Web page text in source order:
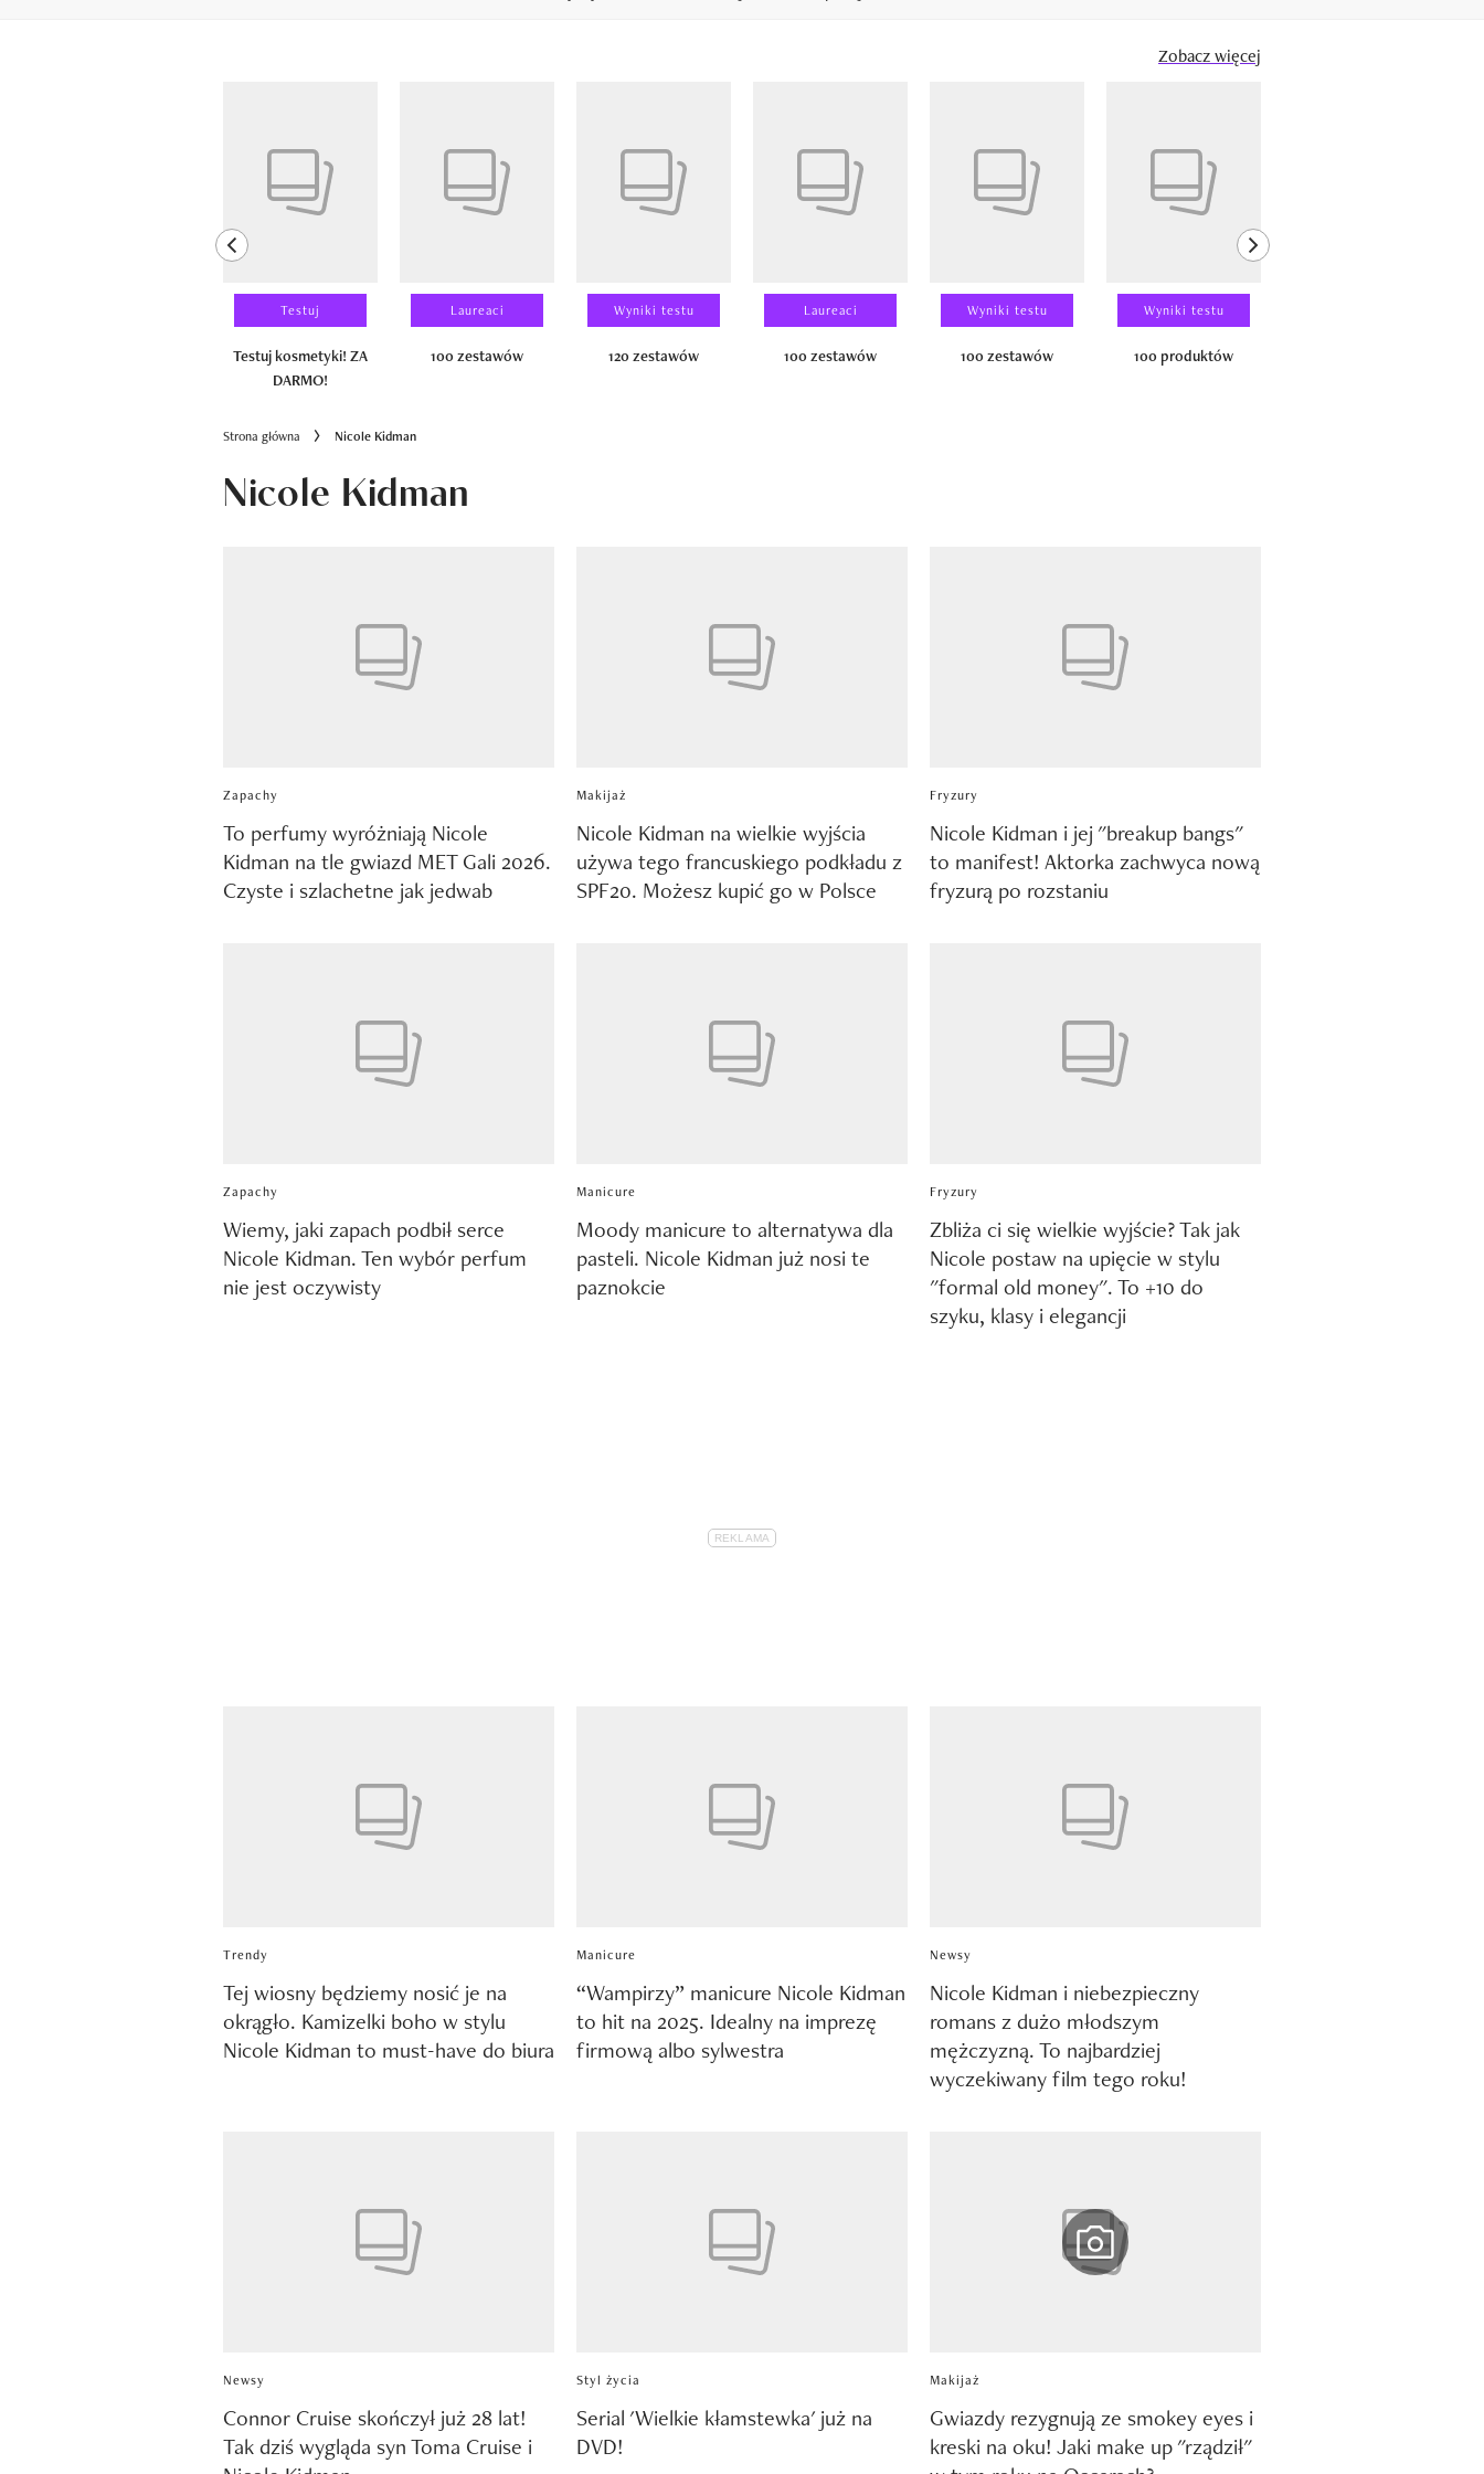
Zobacz więcej
previous element
Testuj
Testuj kosmetyki! ZA
DARMO!
Laureaci
100 zestawów
Wyniki testu
120 zestawów
Laureaci
100 zestawów
Wyniki testu
100 zestawów
Wyniki testu
100 produktów
next element
Strona główna Nicole Kidman
Nicole Kidman
Zapachy
To perfumy wyróżniają Nicole
Kidman na tle gwiazd MET Gali 2026.
Czyste i szlachetne jak jedwab
Makijaż
Nicole Kidman na wielkie wyjścia
używa tego francuskiego podkładu z
SPF20. Możesz kupić go w Polsce
Fryzury
Nicole Kidman i jej "breakup bangs"
to manifest! Aktorka zachwyca nową
fryzurą po rozstaniu
Zapachy
Wiemy, jaki zapach podbił serce
Nicole Kidman. Ten wybór perfum
nie jest oczywisty
Manicure
Moody manicure to alternatywa dla
pasteli. Nicole Kidman już nosi te
paznokcie
Fryzury
Zbliża ci się wielkie wyjście? Tak jak
Nicole postaw na upięcie w stylu
"formal old money". To +10 do
szyku, klasy i elegancji
Trendy
Tej wiosny będziemy nosić je na
okrągło. Kamizelki boho w stylu
Nicole Kidman to must-have do biura
Manicure
“Wampirzy” manicure Nicole Kidman
to hit na 2025. Idealny na imprezę
firmową albo sylwestra
Newsy
Nicole Kidman i niebezpieczny
romans z dużo młodszym
mężczyzną. To najbardziej
wyczekiwany film tego roku!
Newsy
Connor Cruise skończył już 28 lat!
Tak dziś wygląda syn Toma Cruise i
Styl życia
Serial 'Wielkie kłamstewka' już na
DVD!
Makijaż
Gwiazdy rezygnują ze smokey eyes i
kreski na oku! Jaki make up "rządził"